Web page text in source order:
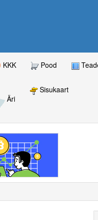
KKK Pood
Äri
Sisukaart